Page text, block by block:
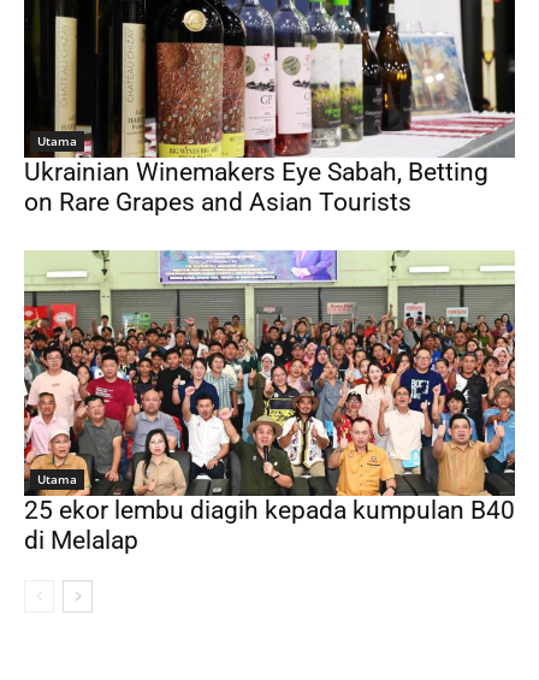
Utama
Ukrainian Winemakers Eye Sabah, Betting
on Rare Grapes and Asian Tourists
Utama
25 ekor lembu diagih kepada kumpulan B40
di Melalap